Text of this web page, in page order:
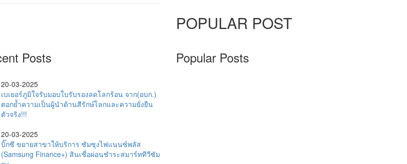
POPULAR POST
Posts
20-03-2025
เบเยอร์ภูมิใจรับมอบใบรับรองลดโลกร้อน จาก(อบก.)
ตอกย้ำความเป็นผู้นำด้านสีรักษ์โลกและความยั่งยืน
ตัวจริง!!!
20-03-2025
บิ๊กซี ขยายสาขาให้บริการ ซัมซุงไฟแนนซ์พลัส
(Samsung Finance+) สินเชื่อผ่อนชำระสมาร์ททีวีซัม
Popular Posts